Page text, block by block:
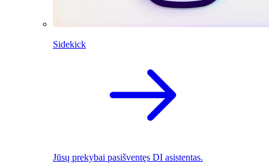
Sidekick
Jūsų prekybai pasišventęs DI asistentas.